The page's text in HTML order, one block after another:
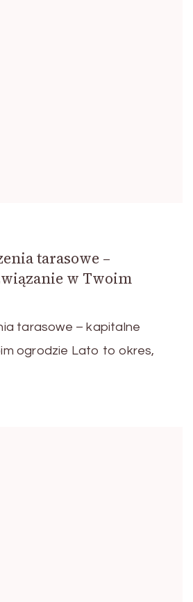
tarasowe –
w Twoim
tarasowe – kapitalne
ogrodzie Lato to okres,